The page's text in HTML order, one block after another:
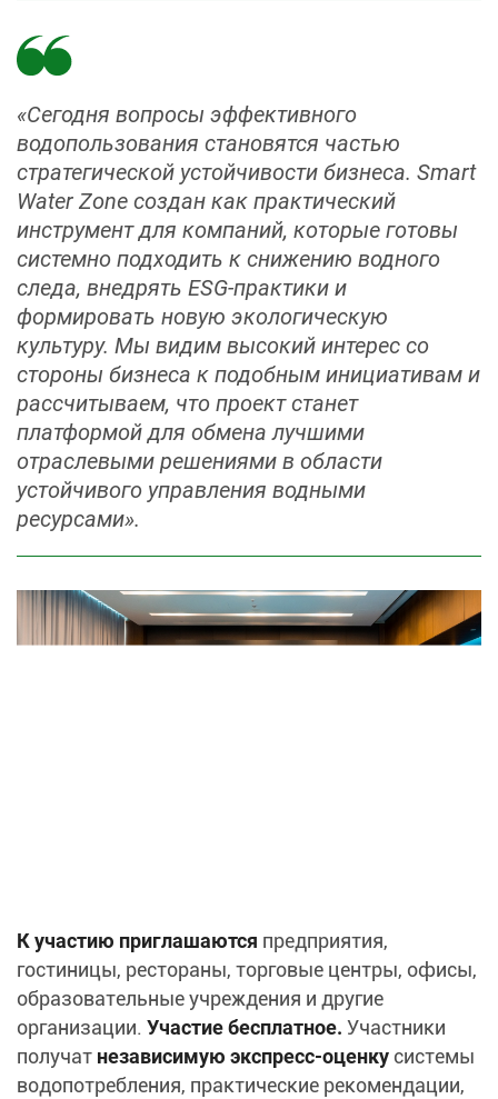
«Сегодня вопросы эффективного
водопользования становятся частью
стратегической устойчивости бизнеса. Smart
Water Zone создан как практический
инструмент для компаний, которые готовы
системно подходить к снижению водного
следа, внедрять ESG‑практики и
формировать новую экологическую
культуру. Мы видим высокий интерес со
стороны бизнеса к подобным инициативам и
рассчитываем, что проект станет
платформой для обмена лучшими
отраслевыми решениями в области
устойчивого управления водными
ресурсами».
К участию приглашаются предприятия,
гостиницы, рестораны, торговые центры, офисы,
образовательные учреждения и другие
организации. Участие бесплатное. Участники
получат независимую экспресс‑оценку системы
водопотребления, практические рекомендации,